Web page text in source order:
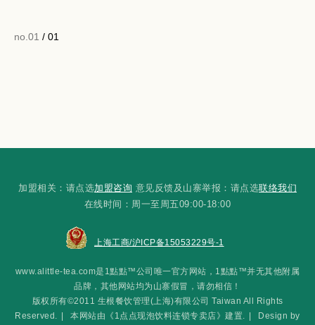
no.01 / 01
加盟相关：请点选加盟咨询 意见反馈及山寨举报：请点选联络我们
在线时间：周一至周五09:00-18:00
www.alittle-tea.com是1點點™公司唯一官方网站，1點點™并无其他附属
品牌，其他网站均为山寨假冒，请勿相信！
版权所有©2011 生根餐饮管理(上海)有限公司 Taiwan All Rights
Reserved.
本网站由《1点点现泡饮料连锁专卖店》建置. Design by
上海工商/沪ICP备15053229号-1